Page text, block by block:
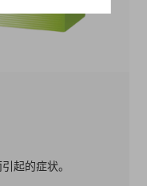
起的症状。